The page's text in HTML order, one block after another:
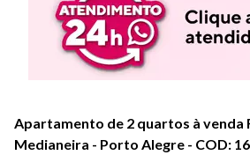
Apartamento de 2 quartos à venda
Medianeira - Porto Alegre - COD: